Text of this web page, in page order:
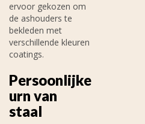
ervoor gekozen om
de ashouders te
bekleden met
verschillende kleuren
coatings.
Persoonlijke
urn van
staal